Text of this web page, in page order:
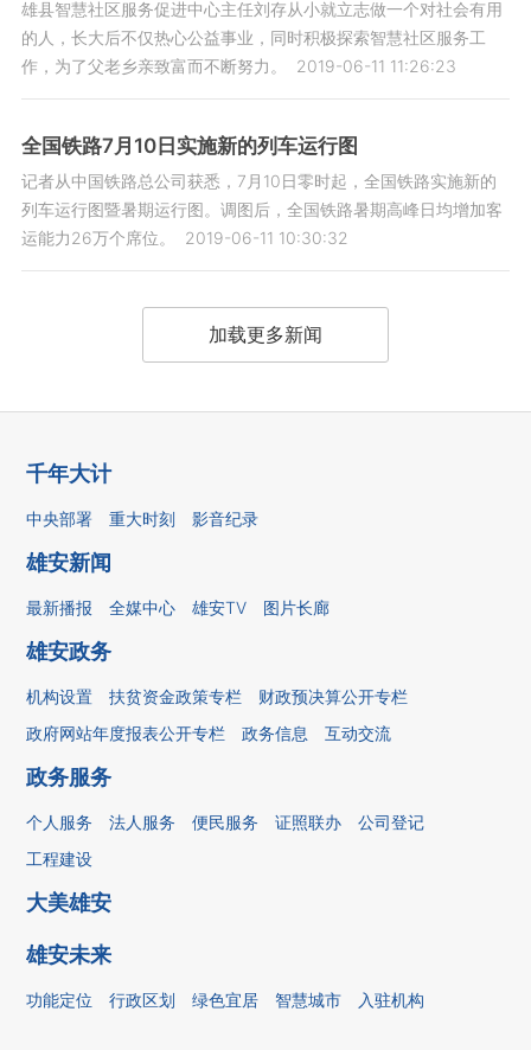
雄县智慧社区服务促进中心主任刘存从小就立志做一个对社会有用
的人，长大后不仅热心公益事业，同时积极探索智慧社区服务工
作，为了父老乡亲致富而不断努力。
2019-06-11 11:26:23
全国铁路7月10日实施新的列车运行图
记者从中国铁路总公司获悉，7月10日零时起，全国铁路实施新的
列车运行图暨暑期运行图。调图后，全国铁路暑期高峰日均增加客
运能力26万个席位。
2019-06-11 10:30:32
加载更多新闻
千年大计
中央部署 重大时刻 影音纪录
雄安新闻
最新播报 全媒中心 雄安TV 图片长廊
雄安政务
机构设置 扶贫资金政策专栏
财政预决算公开专栏
政府网站年度报表公开专栏
政务信息 互动交流
政务服务
个人服务 法人服务 便民服务 证照联办
公司登记
工程建设
大美雄安
雄安未来
功能定位 行政区划 绿色宜居 智慧城市 入驻机构